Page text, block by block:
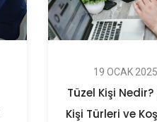
19 OCAK 2025
Tüzel Kişi Nedir?
Kişi Türleri ve